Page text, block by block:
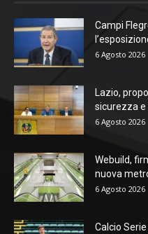
Campi
6 Agosto 2026
Lazio,
sicurezza e
6 Agosto 2026
Webuild,
nuova
6 Agosto 2026
Calcio